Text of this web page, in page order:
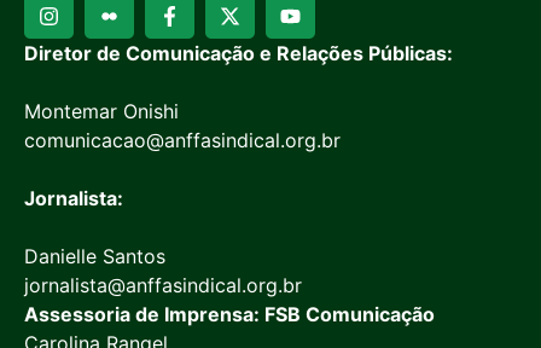
Diretor de Comunicação e Relações Públicas:
Montemar Onishi
comunicacao@anffasindical.org.br
Jornalista:
Danielle Santos
jornalista@anffasindical.org.br
Assessoria de Imprensa: FSB Comunicação
Carolina Rangel